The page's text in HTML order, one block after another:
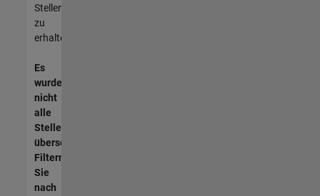
Stellenangeboten
zu
erhalten.
Es
wurden
nicht
alle
Stellen
übersetzt.
Filtern
Sie
nach